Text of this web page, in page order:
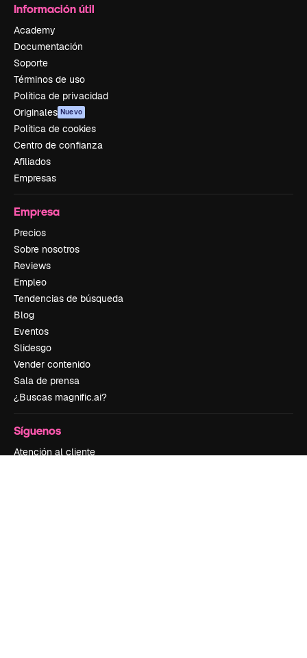
Información útil
Academy
Documentación
Soporte
Términos de uso
Política de privacidad
Originales Nuevo
Política de cookies
Centro de confianza
Afiliados
Empresas
Empresa
Precios
Sobre nosotros
Reviews
Empleo
Tendencias de búsqueda
Blog
Eventos
Slidesgo
Vender contenido
Sala de prensa
¿Buscas magnific.ai?
Síguenos
Atención al cliente